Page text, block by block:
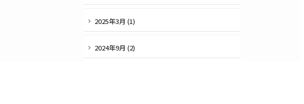
2025年3月 (1)
2024年9月 (2)